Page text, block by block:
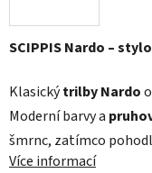
SCIPPIS Nardo –
Klasickýtrilby Nardo
Moderní barvy a
šmrnc, zatímco
Více informací